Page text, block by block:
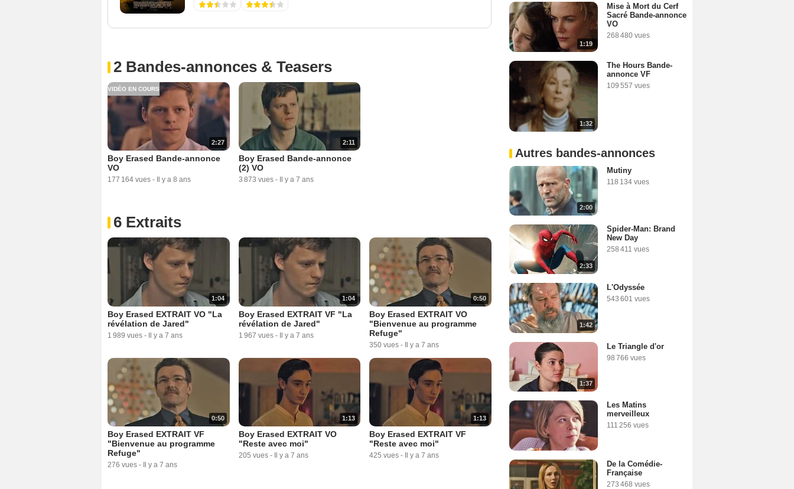
2 Bandes-annonces & Teasers
2:27
VIDÉO EN COURS
Boy Erased Bande-annonce
VO
177 164 vues - Il y a 8 ans
2:11
Boy Erased Bande-annonce
(2) VO
3 873 vues - Il y a 7 ans
6 Extraits
1:04
Boy Erased EXTRAIT VO "La
révélation de Jared"
1 989 vues - Il y a 7 ans
1:04
Boy Erased EXTRAIT VF "La
révélation de Jared"
1 967 vues - Il y a 7 ans
0:50
Boy Erased EXTRAIT VO
"Bienvenue au programme
Refuge"
350 vues - Il y a 7 ans
0:50
Boy Erased EXTRAIT VF
"Bienvenue au programme
Refuge"
276 vues - Il y a 7 ans
1:13
Boy Erased EXTRAIT VO
"Reste avec moi"
205 vues - Il y a 7 ans
1:13
Boy Erased EXTRAIT VF
"Reste avec moi"
425 vues - Il y a 7 ans
1:19
Mise à Mort du Cerf
Sacré Bande-annonce
VO
268 480 vues
1:32
The Hours Bande-
annonce VF
109 557 vues
Autres bandes-annonces
2:00
Mutiny
118 134 vues
2:33
Spider-Man: Brand
New Day
258 411 vues
1:42
L'Odyssée
543 601 vues
1:37
Le Triangle d'or
98 766 vues
Les Matins
merveilleux
111 256 vues
De la Comédie-
Française
273 468 vues